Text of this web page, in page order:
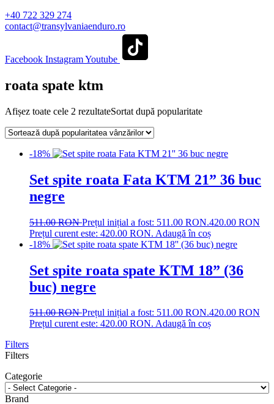
+40 722 329 274
contact@transylvaniaenduro.ro
Facebook InstagramYoutube
roata spate ktm
Afișez toate cele 2 rezultateSortat după popularitate
-18%
Set spite roata Fata KTM 21” 36 buc
negre
511.00RONPrețul inițial a fost: 511.00 RON.420.00 RON
Prețul curent este: 420.00 RON. Adaugă în coș
-18%
Set spite roata spate KTM 18” (36
buc) negre
511.00RONPrețul inițial a fost: 511.00 RON.420.00 RON
Prețul curent este: 420.00 RON. Adaugă în coș
Filters
Filters
Categorie
Brand